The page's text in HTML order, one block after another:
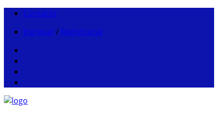
Contacto
Ingresar / Registrarse